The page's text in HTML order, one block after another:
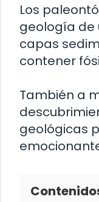
Los
geología de
capas
contener
También a
geológicas